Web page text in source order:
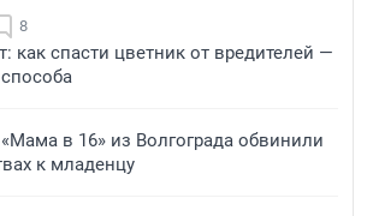
8
как спасти цветник от вредителей —
в 16» из Волгограда обвинили
к младенцу